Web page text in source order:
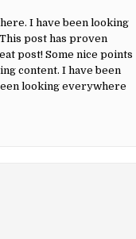
I have been looking
post has proven
post! Some nice points
content. I have been
looking everywhere